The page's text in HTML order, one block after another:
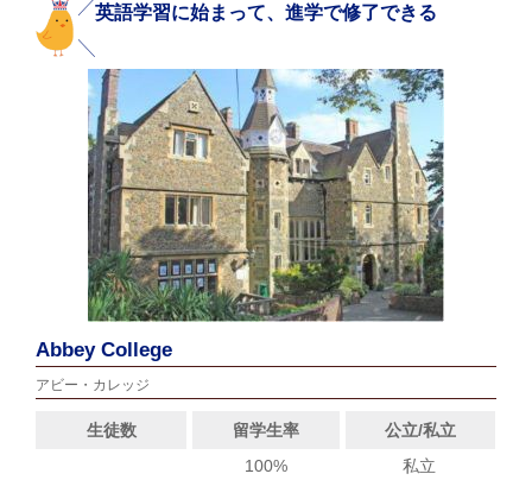
英語学習に始まって、進学で修了できる
Abbey College
アビー・カレッジ
生徒数 留学生率
公立/私立
100%
私立